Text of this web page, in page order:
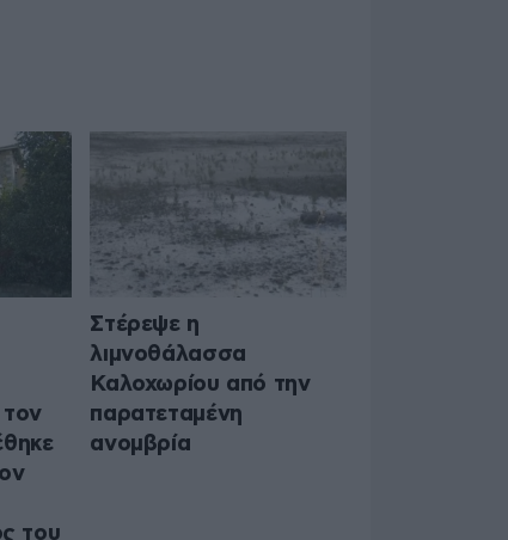
τον
του
Στέρεψε η
λιμνοθάλασσα
Καλοχωρίου από την
παρατεταμένη
ανομβρία